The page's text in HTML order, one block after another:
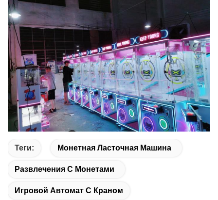
Теги: Монетная Ласточная Машина
Развлечения С Монетами
Игровой Автомат С Краном